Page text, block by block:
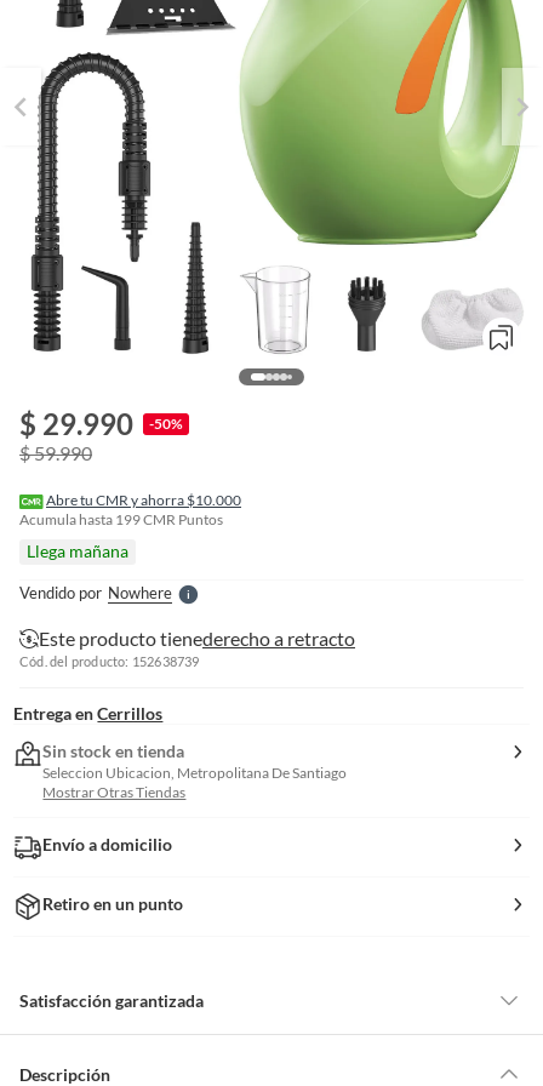
$ 29.990 -50%
$ 59.990
Abre tu CMR y ahorra $10.000
Acumula hasta 199CMR Puntos
Llega mañana
Vendido por NowhereS
e
r
f
o
Este producto tienederecho a retracto
Cód. del producto: 152638739
Entrega en Cerrillos
Sin stock en tienda
Seleccion Ubicacion, Metropolitana De Santiago
Mostrar Otras Tiendas
Envío a domicilio
Retiro en un punto
Satisfacción garantizada
de la compra.
Descripción